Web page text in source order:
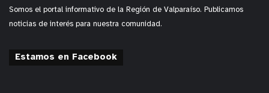
Somos el portal informativo de la Región de Valparaíso. Publicamos
noticias de interés para nuestra comunidad.
Estamos en Facebook